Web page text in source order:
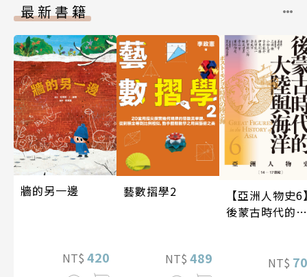
最新書籍
牆的另一邊
NT$ 420
藝數摺學2
NT$ 489
【亞洲人物史6
後蒙古時代的大
NT$